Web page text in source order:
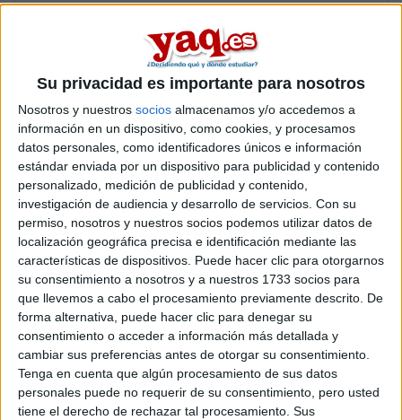
Su privacidad es importante para nosotros
Nosotros y nuestros socios almacenamos y/o accedemos a
información en un dispositivo, como cookies, y procesamos
datos personales, como identificadores únicos e información
estándar enviada por un dispositivo para publicidad y contenido
personalizado, medición de publicidad y contenido,
investigación de audiencia y desarrollo de servicios. Con su
permiso, nosotros y nuestros socios podemos utilizar datos de
localización geográfica precisa e identificación mediante las
características de dispositivos. Puede hacer clic para otorgarnos
su consentimiento a nosotros y a nuestros 1733 socios para
que llevemos a cabo el procesamiento previamente descrito. De
forma alternativa, puede hacer clic para denegar su
consentimiento o acceder a información más detallada y
cambiar sus preferencias antes de otorgar su consentimiento.
Tenga en cuenta que algún procesamiento de sus datos
personales puede no requerir de su consentimiento, pero usted
tiene el derecho de rechazar tal procesamiento. Sus
Sobre ti
Soy:*
Chico
Chica
¿En qué año terminas (o terminaste) bachillerato o FP?
Soy estudiante de:*